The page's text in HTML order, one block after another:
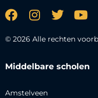
© 2026 Alle rechten
Middelbare scholen
Amstelveen